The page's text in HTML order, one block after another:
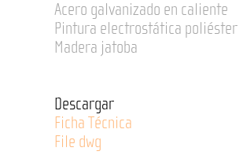
Acero galvanizado en caliente
Pintura electrostática poliéster
Madera jatoba
Descargar
Ficha Técnica
File dwg